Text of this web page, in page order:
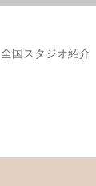
全国スタジオ紹介